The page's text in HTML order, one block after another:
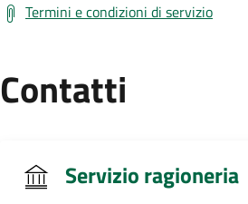
Termini e condizioni di servizio
Contatti
Servizio ragioneria